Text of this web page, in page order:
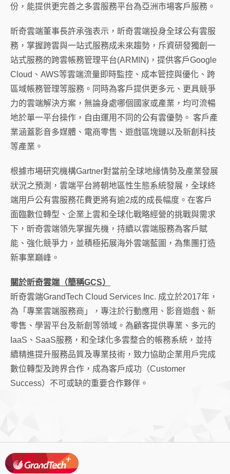
份，能提供更完善之多雲服務平台為亞洲市場客戶服務。
昕奇雲端董事長許承強表示，昕奇雲端投身全球公有雲服
務，掌握跨雲與一站式服務成未來趨勢，斥資研發獨創一
站式服務的跨雲帳務管理平台(ARMIN) ，提供客戶Google
Cloud 、 AWS等雲端流量即時監控、成本管控與優化、跨
區域帳務管理等服務。同時為客戶提供更多元、更具競爭
力的雲端解決方案，無論身處哪個國家或產業，均可流暢
地於單一平台操作，自由運用不同的公有雲優勢。 客戶產
業涵蓋影音多媒體、電商零售、遊戲區塊鏈以及新創科技
等產業。
根據市場研究機構Gartner對當前全球地緣情勢及產業發展
狀況之預測，雲端平台將朝地區性生態系統發展，全球終
端用戶公有雲服務花費更將有逾2成的成長幅度。在客戶
面臨數位轉型、企業上雲和全球化戰略經營的挑戰與需求
下，昕奇雲端領先掌握先機，持續以雲端服務為客戶賦
能、強化競爭力，並積極拓展海外雲端藍圖，為集團打造
新事業巔峰。
關於昕奇雲端（簡稱GCS）
昕奇雲端GrandTech Cloud Services Inc. 成立於2017年，
為「專業雲端服務商」，專注於行動應用、影音遊戲、新
零售、學習平台及新創等領域。為顧客提供專業、多元的
IaaS 、 SaaS服務，和全球化多雲整合的帳務系統，並持
續精進提升服務品質及專業技術，致力協助企業用戶完成
數位轉型及跨界合作，成為客戶成功（Customer
Success）不可或缺的重要合作夥伴。